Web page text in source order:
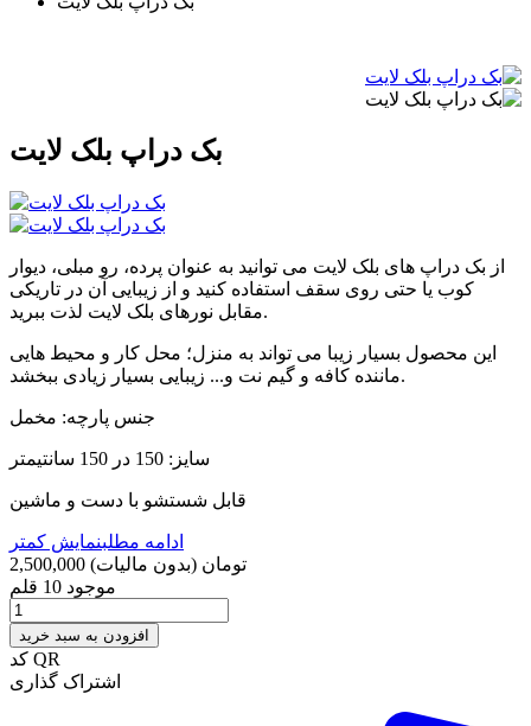
بک دراپ بلک لایت
از بک دراپ های بلک لایت می توانید به عنوان پرده، رو مبلی، دیوار
کوب یا حتی روی سقف استفاده کنید و از زیبایی آن در تاریکی
مقابل نورهای بلک لایت لذت ببرید.
این محصول بسیار زیبا می تواند به منزل؛ محل کار و محیط هایی
ماننده کافه و گیم نت و... زیبایی بسیار زیادی ببخشد.
جنس پارچه: مخمل
سایز: 150 در 150 سانتیمتر
قابل شستشو با دست و ماشین
ادامه مطلبنمایش کمتر
2,500,000 تومان (بدون مالیات)
موجود 10 قلم
افزودن به سبد خرید
کد QR
اشتراک گذاری